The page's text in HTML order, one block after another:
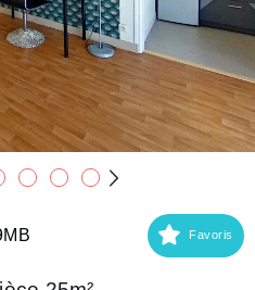
Favoris